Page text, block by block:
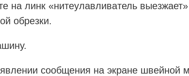
на линк «нитеулавливатель
обрезки.
сообщения на экране швейной